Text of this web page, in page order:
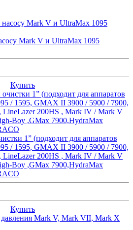
Mark V и UltraMax 1095
Купить
1” (подходит для аппаратов
/ 1595, GMAX II 3900 / 5900 / 7900,
LineLazer 200HS , Mark IV / Mark V
Boy ,GMax 7900,HydraMax
Купить